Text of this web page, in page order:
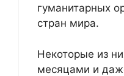
гуманитарных
стран мира.
Некоторые из
месяцами и